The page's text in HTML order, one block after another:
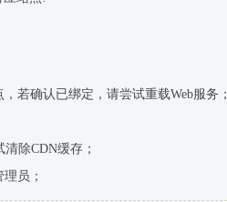
若确认已绑定，请尝试重载Web服务；
除CDN缓存；
员；